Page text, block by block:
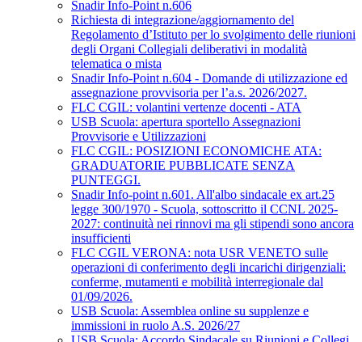
Snadir Info-Point n.606
Richiesta di integrazione/aggiornamento del
Regolamento d’Istituto per lo svolgimento delle riunioni
degli Organi Collegiali deliberativi in modalità
telematica o mista
Snadir Info-Point n.604 - Domande di utilizzazione ed
assegnazione provvisoria per l’a.s. 2026/2027.
FLC CGIL: volantini vertenze docenti - ATA
USB Scuola: apertura sportello Assegnazioni
Provvisorie e Utilizzazioni
FLC CGIL: POSIZIONI ECONOMICHE ATA:
GRADUATORIE PUBBLICATE SENZA
PUNTEGGI.
Snadir Info-point n.601. All'albo sindacale ex art.25
legge 300/1970 - Scuola, sottoscritto il CCNL 2025-
2027: continuità nei rinnovi ma gli stipendi sono ancora
insufficienti
FLC CGIL VERONA: nota USR VENETO sulle
operazioni di conferimento degli incarichi dirigenziali:
conferme, mutamenti e mobilità interregionale dal
01/09/2026.
USB Scuola: Assemblea online su supplenze e
immissioni in ruolo A.S. 2026/27